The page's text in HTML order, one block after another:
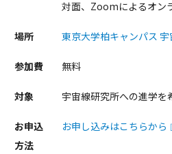
対面、Zoomによるオン
場所 東京大学柏キャンパス
参加費 無料
対象 宇宙線研究所への進学を
お申込
方法
お申し込みはこちらから